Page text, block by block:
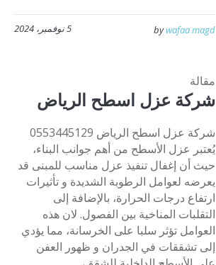
5 نوفمبر، 2024 bywafaa magd
مقالة
شركة عزل اسطح الرياض
شركة عزل اسطح الرياض 0553445129
يُعتبر عزل الأسطح من أهم جوانب البناء،
حيث أن إغفال تنفيذ عزل مناسب للمبنى قد
يعرضه لعوامل الرطوبة الشديدة و تأثيرات
ارتفاع درجات الحرارة، بالإضافة إلى
التقلبات المناخية بين الفصول. لان هذه
العوامل تؤثر سلبا على الخرسانة، مما يؤدي
إلى تشققات في الجدران و ظهور العفن